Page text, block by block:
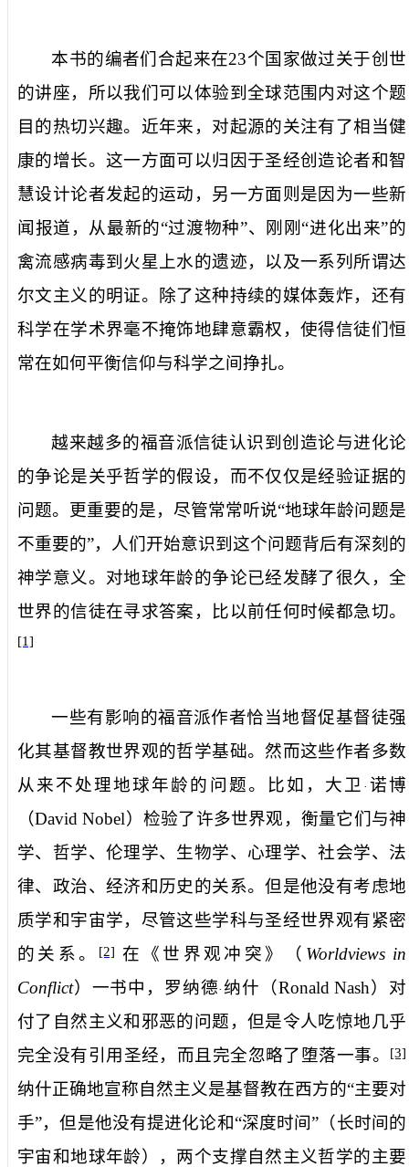
本书的编者们合起来在23个国家做过关于创世
的讲座，所以我们可以体验到全球范围内对这个题
目的热切兴趣。近年来，对起源的关注有了相当健
康的增长。这一方面可以归因于圣经创造论者和智
慧设计论者发起的运动，另一方面则是因为一些新
闻报道，从最新的“过渡物种”、刚刚“进化出来”的
禽流感病毒到火星上水的遗迹，以及一系列所谓达
尔文主义的明证。除了这种持续的媒体轰炸，还有
科学在学术界毫不掩饰地肆意霸权，使得信徒们恒
常在如何平衡信仰与科学之间挣扎。
越来越多的福音派信徒认识到创造论与进化论
的争论是关乎哲学的假设，而不仅仅是经验证据的
问题。更重要的是，尽管常常听说“地球年龄问题是
不重要的”，人们开始意识到这个问题背后有深刻的
神学意义。对地球年龄的争论已经发酵了很久，全
世界的信徒在寻求答案，比以前任何时候都急切。
[1]
一些有影响的福音派作者恰当地督促基督徒强
化其基督教世界观的哲学基础。然而这些作者多数
从来不处理地球年龄的问题。比如，大卫 · 诺博
（David Nobel）检验了许多世界观，衡量它们与神
学、哲学、伦理学、生物学、心理学、社会学、法
律、政治、经济和历史的关系。但是他没有考虑地
质学和宇宙学，尽管这些学科与圣经世界观有紧密
的关系。
[2] 在《世界观冲突》（ Worldviews in
Conflict）一书中，罗纳德· 纳什（Ronald Nash）对
付了自然主义和邪恶的问题，但是令人吃惊地几乎
完全没有引用圣经，而且完全忽略了堕落一事。
[3]
纳什正确地宣称自然主义是基督教在西方的“主要对
手”，但是他没有提进化论和“深度时间”（长时间的
宇宙和地球年龄），两个支撑自然主义哲学的主要